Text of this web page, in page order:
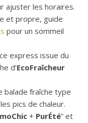
ajuster les horaires.
et propre, guide
pour un sommeil
express issue du
d’EcoFraîcheur
balade fraîche type
pics de chaleur.
+ PurÉté” et